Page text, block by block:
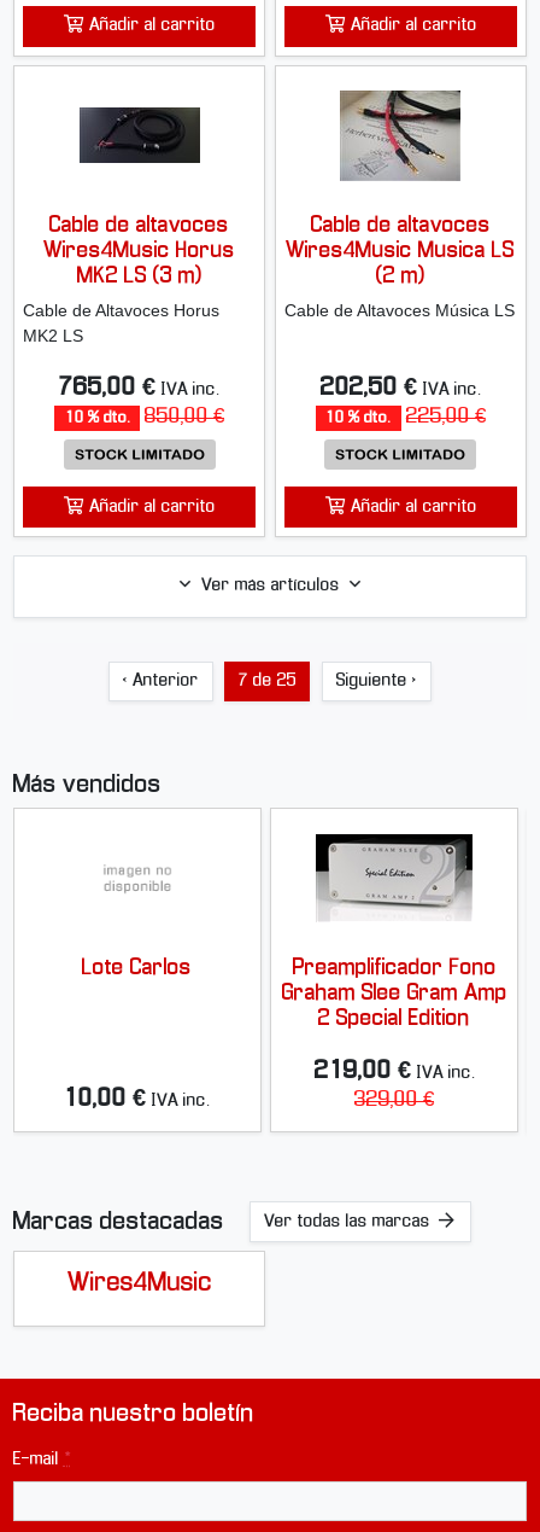
Añadir al carrito Añadir al carrito
Cable de altavoces
Wires4Music Horus
MK2 LS (3 m)
Cable de Altavoces Horus
MK2 LS
765,00 € IVA inc.
10 % dto. 850,00 €
Añadir al carrito
Cable de altavoces
Wires4Music Musica LS
(2 m)
Cable de Altavoces Música LS
202,50 € IVA inc.
10 % dto. 225,00 €
Añadir al carrito
Ver más artículos
‹ Anterior 7 de 25 Siguiente ›
Más vendidos
Lote Carlos
10,00 € IVA inc.
Preamplificador Fono
Graham Slee Gram Amp
2 Special Edition
219,00 € IVA inc.
329,00 €
Marcas destacadas Ver todas las marcas
Wires4Music
Reciba nuestro boletín
E-mail *